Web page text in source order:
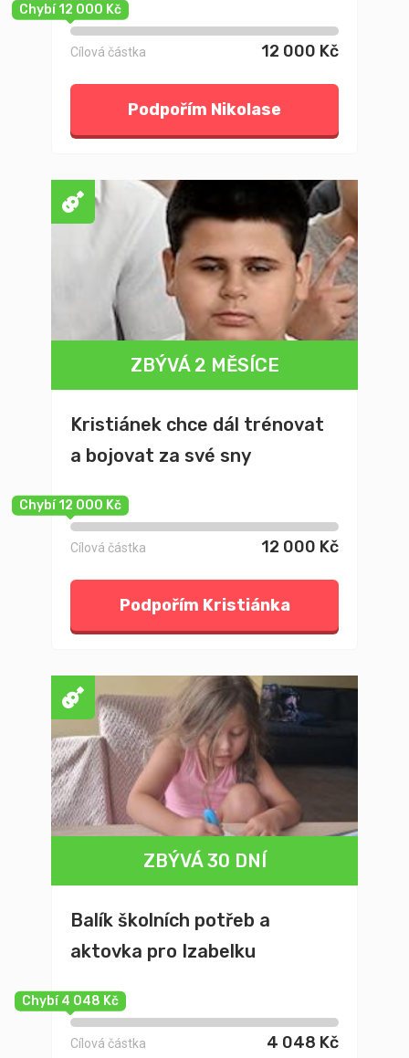
Chybí 12 000 Kč
Cílová částka 12 000 Kč
Podpořím Nikolase
ZBÝVÁ 2 MĚSÍCE
Kristiánek chce dál trénovat
a bojovat za své sny
Chybí 12 000 Kč
Cílová částka 12 000 Kč
Podpořím Kristiánka
ZBÝVÁ 30 DNÍ
Balík školních potřeb a
aktovka pro Izabelku
Chybí 4 048 Kč
Cílová částka 4 048 Kč